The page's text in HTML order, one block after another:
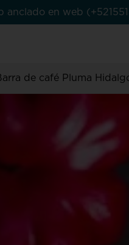
en web
de café Pluma